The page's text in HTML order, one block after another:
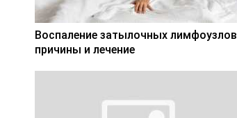
Воспаление затылочных лимфоузлов
причины и лечение